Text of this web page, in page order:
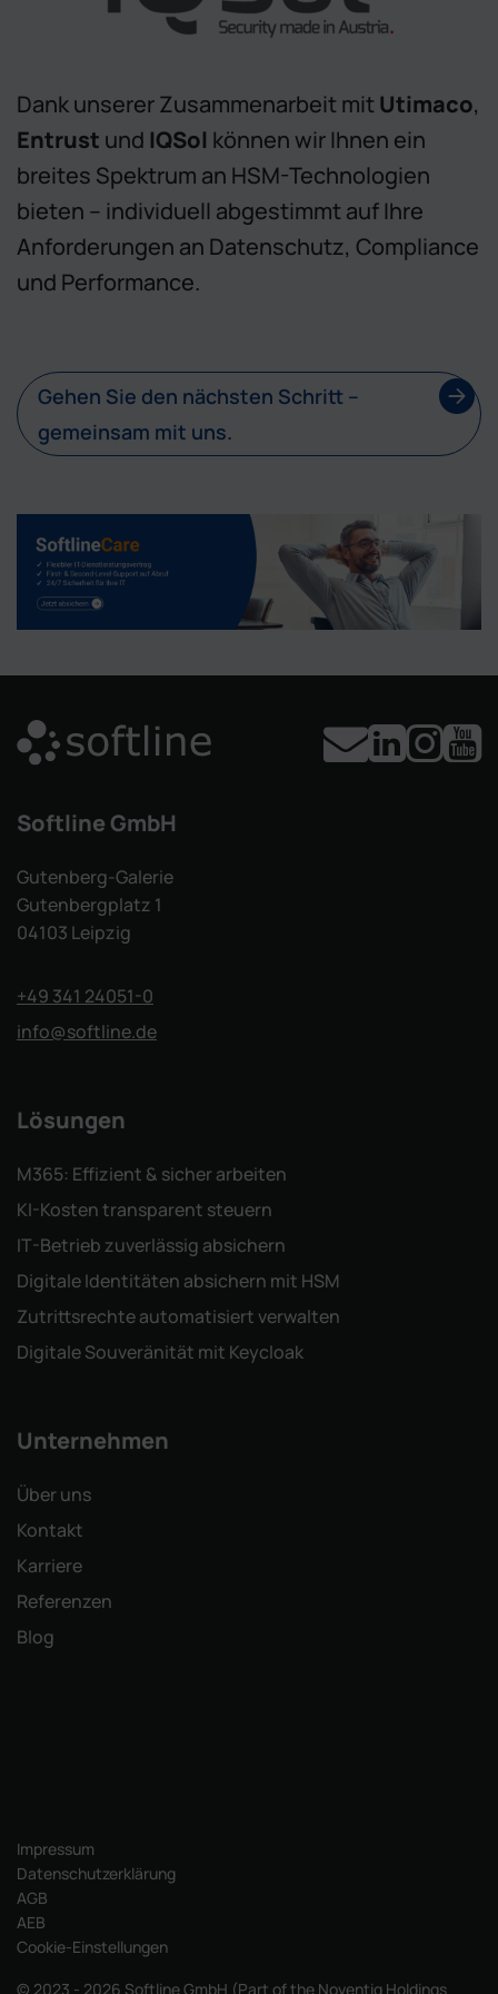
Dank unserer Zusammenarbeit mitUtimaco,
Entrust und IQSol können wir Ihnen ein
breites Spektrum an HSM-Technologien
bieten – individuell abgestimmt auf Ihre
Anforderungen an Datenschutz, Compliance
und Performance.
Gehen Sie den nächsten Schritt –
gemeinsam mit uns.
Softline GmbH
Gutenberg-Galerie
Gutenbergplatz 1
04103 Leipzig
+49 341 24051-0
info@softline.de
Lösungen
M365: Effizient & sicher arbeiten
KI-Kosten transparent steuern
IT-Betrieb zuverlässig absichern
Digitale Identitäten absichern mit HSM
Zutrittsrechte automatisiert verwalten
Digitale Souveränität mit Keycloak
Unternehmen
Über uns
Kontakt
Karriere
Referenzen
Blog
© 2023 - 2026 Softline GmbH (Part of the Noventiq Holdings
Impressum
Datenschutzerklärung
AGB
AEB
Cookie-Einstellungen